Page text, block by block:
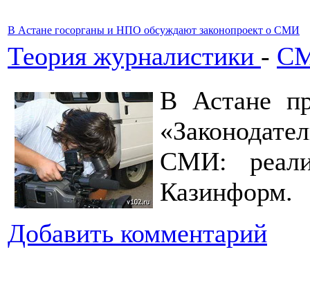
В Астане госорганы и НПО обсуждают законопроект о СМИ
Теория журналистики -
В Астане
СМИ:
Казинформ.
Добавить комментарий